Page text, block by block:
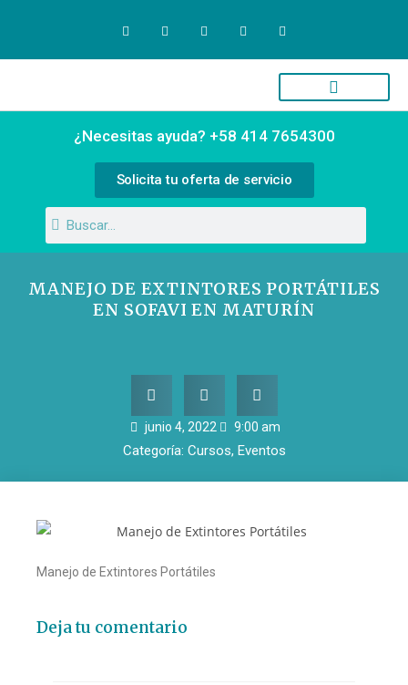
¿Necesitas ayuda? +58 414 7654300
Solicita tu oferta de servicio
MANEJO DE EXTINTORES PORTÁTILES
EN SOFAVI EN MATURÍN
junio 4, 2022 9:00 am
Categoría: Cursos, Eventos
Manejo de Extintores Portátiles
Deja tu comentario